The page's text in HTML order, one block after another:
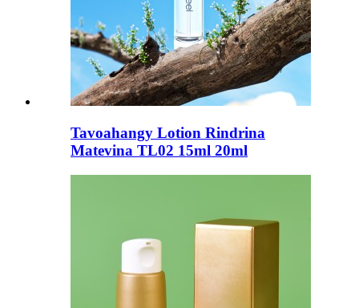
Tavoahangy Lotion Rindrina
Matevina TL02 15ml 20ml